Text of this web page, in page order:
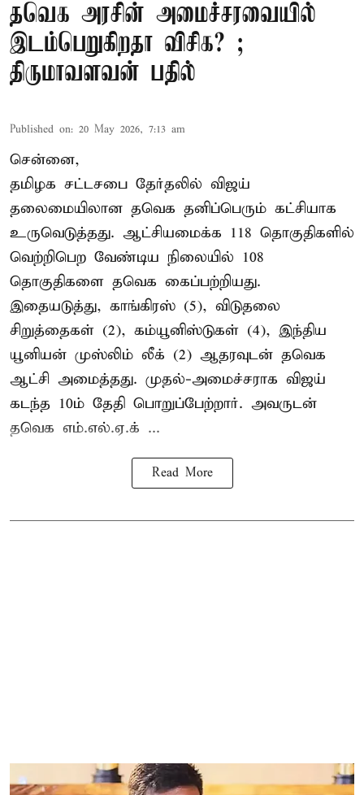
தவெக அரசின் அமைச்சரவையில்
இடம்பெறுகிறதா விசிக? ;
திருமாவளவன் பதில்
Published on: 20 May 2026, 7:13 am
சென்னை,
தமிழக சட்டசபை தேர்தலில் விஜய்
தலைமையிலான தவெக தனிப்பெரும் கட்சியாக
உருவெடுத்தது. ஆட்சியமைக்க 118 தொகுதிகளில்
வெற்றிபெற வேண்டிய நிலையில் 108
தொகுதிகளை தவெக கைப்பற்றியது.
இதையடுத்து, காங்கிரஸ் (5), விடுதலை
சிறுத்தைகள் (2), கம்யூனிஸ்டுகள் (4), இந்திய
யூனியன் முஸ்லிம் லீக் (2) ஆதரவுடன் தவெக
ஆட்சி அமைத்தது. முதல்-அமைச்சராக விஜய்
கடந்த 10ம் தேதி பொறுப்பேற்றார். அவருடன்
தவெக எம்.எல்.ஏ.க் ...
Read More